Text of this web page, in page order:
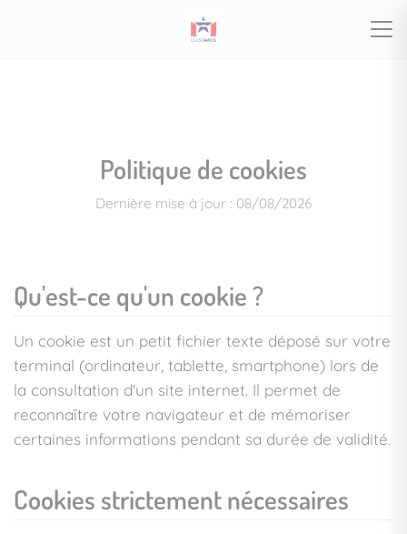
Politique de cookies
Dernière mise à jour : 08/08/2026
Qu'est-ce qu'un cookie ?
Un cookie est un petit fichier texte déposé sur votre
terminal (ordinateur, tablette, smartphone) lors de
la consultation d'un site internet. Il permet de
reconnaître votre navigateur et de mémoriser
certaines informations pendant sa durée de validité.
Cookies strictement nécessaires